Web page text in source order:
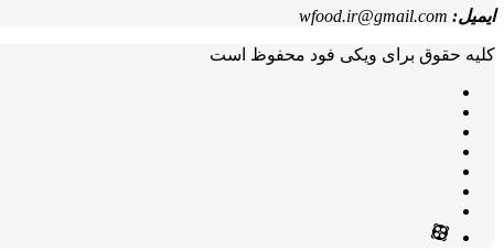
ایمیل: wfood.ir@gmail.com
کلیه حقوق برای ویکی فود محفوظ است